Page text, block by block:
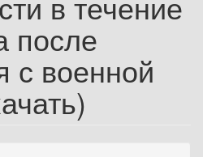
после
с военной